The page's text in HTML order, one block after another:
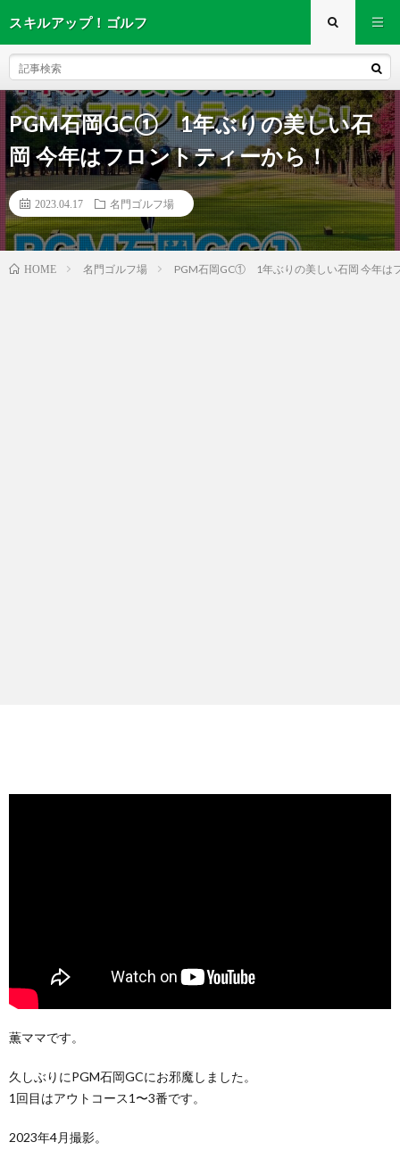
スキルアップ！ゴルフ
PGM石岡GC① 1年ぶりの美しい石
岡 今年はフロントティーから！
2023.04.17 名門ゴルフ場
HOME 名門ゴルフ場 PGM石岡GC① 1年ぶりの美しい石岡 今年は
薫ママです。
久しぶりにPGM石岡GCにお邪魔しました。
1回目はアウトコース1〜3番です。
2023年4月撮影。